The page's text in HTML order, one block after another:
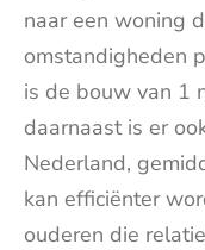
naar een woning
omstandigheden
is de bouw van 1
daarnaast is er
Nederland,
kan efficiënter
ouderen die